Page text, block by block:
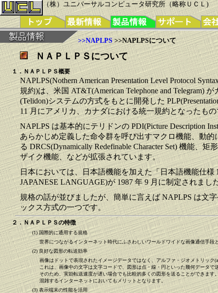
（株）ユニバーサルコンピュータ研究所（略称ＵＣＬ)
>>NAPLPS>>NAPLPSについて
ＮＡＰＬＰＳについて
１．ＮＡＰＬＰＳ概要
NAPLPS(Nothern American Presentation Level Protocol
規約)は、米国 AT&T(American Telephone and Telegram)
(Telidon)システムの方式をもとに開発した
11 月にアメリカ、カナダにおける統一規約となったも
NAPLPS は基本的にテリドンの PDI(Picture Description
あらかじめ定義した命令群を呼び出すマクロ機能、動
る DRCS(Dynamically Redefinable Character Set) 機能、
ザイク機能、などが拡張されています。
日本においては、日本語機能を加えた「日本語機能仕様
JAPANESE LANGUAGE)が 1987 年 9 月に制定されまし
規格の話が並びましたが、簡単に言えば NAPLPS は文
ックス方式の一つです。
２．ＮＡＰＬＰＳの特徴
(1) 国際的に通用する規格
世界につながるインターネット時代にふさわしいワールドワイドな画像通信手段
(2) 良好な図形の転送効率
画像はドットで表現されたイメージデータではなく、アルファ・ジオメトリック
これは、画像中の文字は文字コードで、図形は点・線・円といった幾何データで
そのため、実効転送速度が遅い場合でも比較的多くの図形を送ることができます
混雑するインターネットにおいてもメリットとなります。
(3) 表示端末の性能を活用